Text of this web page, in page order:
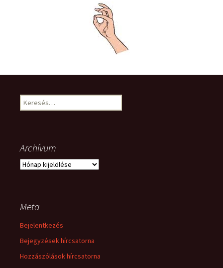
Keresés:
Archívum
Archívum
Meta
Bejelentkezés
Bejegyzések hírcsatorna
Hozzászólások hírcsatorna